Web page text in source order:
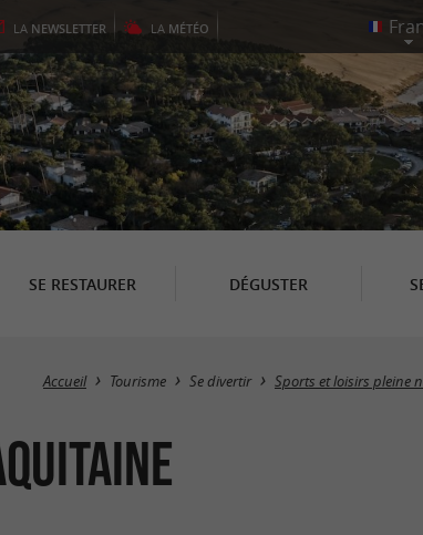
LA NEWSLETTER LA MÉTÉO
SE RESTAURER DÉGUSTER
Accueil Tourisme Se divertir Sports et loisirs pleine